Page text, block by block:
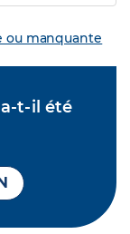
ou manquante
t-il été